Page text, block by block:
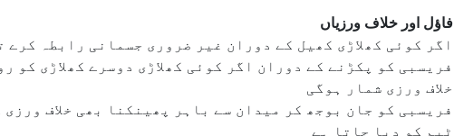
فاؤل اور خلاف ورزیاں
اگر کوئی کھلاڑی کھیل کے دوران غیر ضروری جسمانی رابطہ
فریسبی کو پکڑنے کے دوران اگر کوئی کھلاڑی دوسرے کھلاڑی کو
خلاف ورزی شمار ہوگی
فریسبی کو جان بوجھ کر میدان سے باہر پھینکنا بھی خلاف
ٹیم کو دیا جاتا ہے